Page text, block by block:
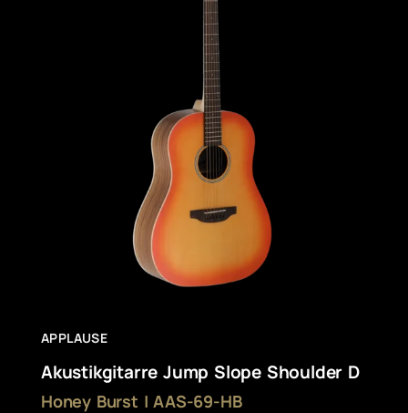
APPLAUSE
Akustikgitarre Jump Slope Shoulder D
Honey Burst | AAS-69-HB